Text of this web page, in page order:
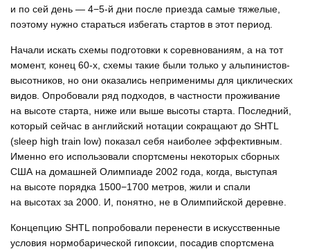
и по сей день — 4−5-й дни после приезда самые тяжелые,
поэтому нужно стараться избегать стартов в этот период.
Начали искать схемы подготовки к соревнованиям, а на тот
момент, конец 60-х, схемы такие были только у альпинистов-
высотников, но они оказались неприменимы для циклических
видов. Опробовали ряд подходов, в частности проживание
на высоте старта, ниже или выше высоты старта. Последний,
который сейчас в английский нотации сокращают до SHTL
(sleep high train low) показал себя наиболее эффективным.
Именно его использовали спортсмены некоторых сборных
США на домашней Олимпиаде 2002 года, когда, выступая
на высоте порядка 1500−1700 метров, жили и спали
на высотах за 2000. И, понятно, не в Олимпийской деревне.
Концепцию SHTL попробовали перенести в искусственные
условия нормобарической гипоксии, посадив спортсмена